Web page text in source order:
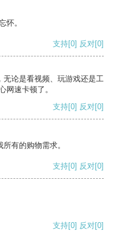
怀。
支持[0] 反对[0]
无论是看视频、玩游戏还是工
网速卡顿了。
支持[0] 反对[0]
有的购物需求。
支持[0] 反对[0]
支持[0] 反对[0]